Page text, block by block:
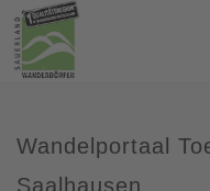
Wandelportaal
Saalhausen